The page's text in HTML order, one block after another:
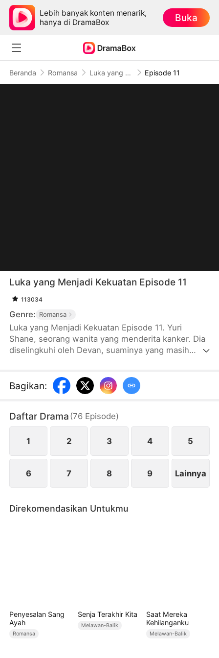
Lebih banyak konten menarik,
hanya di DramaBox
Buka
Beranda Romansa Luka yang Menjadi Kekuatan Episode 11
Luka yang Menjadi Kekuatan Episode 11
113034
Genre: Romansa
Luka yang Menjadi Kekuatan Episode 11. Yuri
Shane, seorang wanita yang menderita kanker. Dia
diselingkuhi oleh Devan, suaminya yang masih
untuk menceraikan suaminya yang tidak setia.
Dengan kesempatan kedua ini, Yuri telah
baru untuk mengejar keadilan dan kekuasaan. Lalu,
bagaimana perjalanan Yuri dalam menjalani
kehidupan barunya dengan Grup Grey?
Bagikan:
Daftar Drama (76 Episode)
1 2 3 4 5
6 7 8 9 Lainnya
Direkomendasikan Untukmu
Penyesalan Sang
Ayah
Romansa
Senja Terakhir Kita
Melawan-Balik
Saat Mereka
Kehilanganku
Melawan-Balik